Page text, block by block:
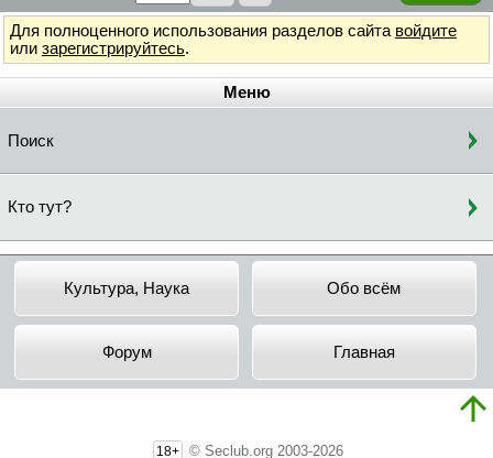
Для полноценного использования разделов сайта войдите
или зарегистрируйтесь.
Меню
Поиск
Кто тут?
Культура, Наука Обо всём
Форум Главная
18+ © Seclub.org 2003-2026